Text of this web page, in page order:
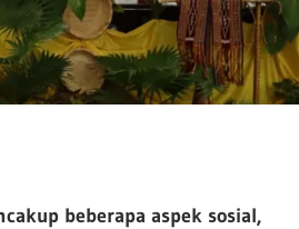
beberapa aspek sosial,